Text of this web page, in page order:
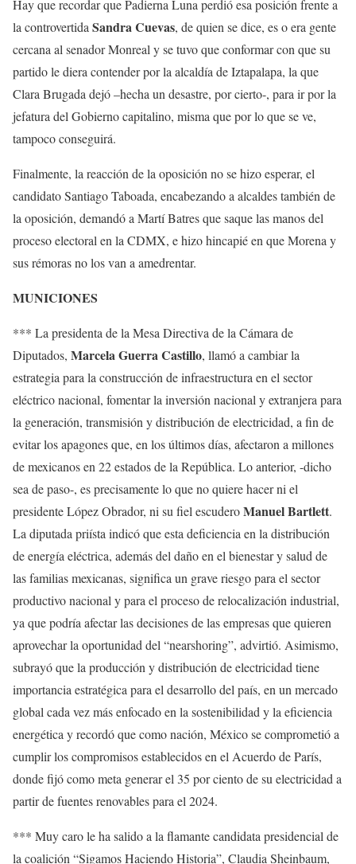
Hay que recordar que Padierna Luna perdió esa posición frente a
la controvertida Sandra Cuevas, de quien se dice, es o era gente
cercana al senador Monreal y se tuvo que conformar con que su
partido le diera contender por la alcaldía de Iztapalapa, la que
Clara Brugada dejó –hecha un desastre, por cierto-, para ir por la
jefatura del Gobierno capitalino, misma que por lo que se ve,
tampoco conseguirá.
Finalmente, la reacción de la oposición no se hizo esperar, el
candidato Santiago Taboada, encabezando a alcaldes también de
la oposición, demandó a Martí Batres que saque las manos del
proceso electoral en la CDMX, e hizo hincapié en que Morena y
sus rémoras no los van a amedrentar.
MUNICIONES
*** La presidenta de la Mesa Directiva de la Cámara de
Diputados, Marcela Guerra Castillo, llamó a cambiar la
estrategia para la construcción de infraestructura en el sector
eléctrico nacional, fomentar la inversión nacional y extranjera para
la generación, transmisión y distribución de electricidad, a fin de
evitar los apagones que, en los últimos días, afectaron a millones
de mexicanos en 22 estados de la República. Lo anterior, -dicho
sea de paso-, es precisamente lo que no quiere hacer ni el
presidente López Obrador, ni su fiel escuderoManuel Bartlett.
La diputada priísta indicó que esta deficiencia en la distribución
de energía eléctrica, además del daño en el bienestar y salud de
las familias mexicanas, significa un grave riesgo para el sector
productivo nacional y para el proceso de relocalización industrial,
ya que podría afectar las decisiones de las empresas que quieren
aprovechar la oportunidad del “nearshoring”, advirtió. Asimismo,
subrayó que la producción y distribución de electricidad tiene
importancia estratégica para el desarrollo del país, en un mercado
global cada vez más enfocado en la sostenibilidad y la eficiencia
energética y recordó que como nación, México se comprometió a
cumplir los compromisos establecidos en el Acuerdo de París,
donde fijó como meta generar el 35 por ciento de su electricidad a
partir de fuentes renovables para el 2024.
*** Muy caro le ha salido a la flamante candidata presidencial de
la coalición “Sigamos Haciendo Historia”, Claudia Sheinbaum,